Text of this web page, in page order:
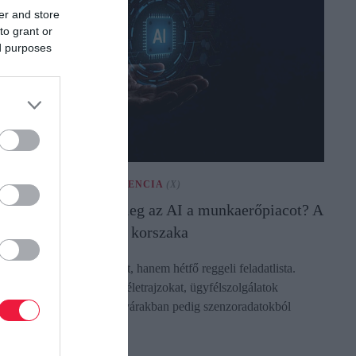
and store
grant or
purposes
INTELLIGENCIA (X)
változtatja meg az AI a munkaerőpiacot? A
készségek új korszaka
AI már nem távoli ígéret, hanem hétfő reggeli feladatlista.
szűrik vele az önéletrajzokat, ügyfélszolgálatok
fogalmaznak, gyárakban pedig szenzoradatokból
műszakrend. A…